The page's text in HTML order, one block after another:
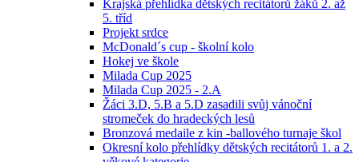
Krajská přehlídka dětských recitátorů žáků 2. až
5. tříd
Projekt srdce
McDonald´s cup - školní kolo
Hokej ve škole
Milada Cup 2025
Milada Cup 2025 - 2.A
Žáci 3.D, 5.B a 5.D zasadili svůj vánoční
stromeček do hradeckých lesů
Bronzová medaile z kin -ballového turnaje škol
Okresní kolo přehlídky dětských recitátorů 1. a 2.